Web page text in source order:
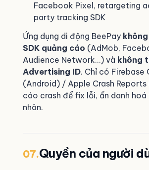
Facebook Pixel, retargeting
party tracking SDK
Ứng dụng di động BeePay
SDK quảng cáo (AdMob,
Audience Network…) và không
Advertising ID. Chỉ có Firebase
(Android) / Apple Crash
cáo crash để fix lỗi, ẩn danh
nhân.
07.Quyền của người